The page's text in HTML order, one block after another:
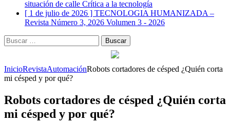
situación de calle Crítica a la tecnología
[ 1 de julio de 2026 ] TECNOLOGIA HUMANIZADA –
Revista Número 3, 2026 Volumen 3 - 2026
Buscar:
InicioRevistaAutomaciónRobots cortadores de césped ¿Quién corta
mi césped y por qué?
Robots cortadores de césped ¿Quién corta
mi césped y por qué?